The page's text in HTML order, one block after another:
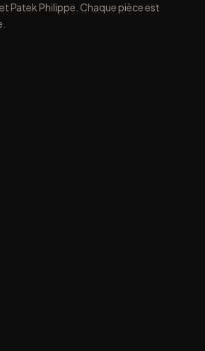
Patek Philippe. Chaque pièce est